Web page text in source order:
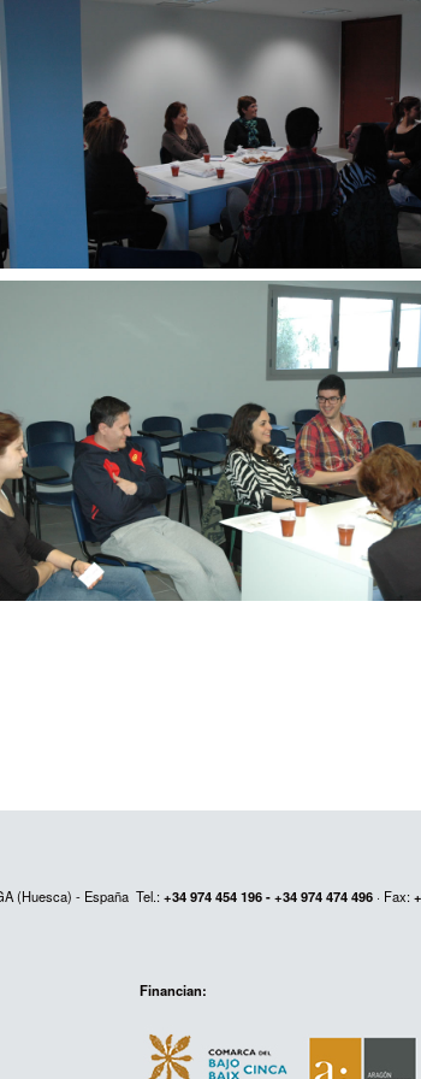
(Huesca) - España Tel.:+34 974 454 196 - +34 974 474 496 · Fax:
Financian: